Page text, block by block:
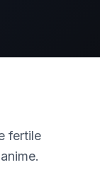
fertile